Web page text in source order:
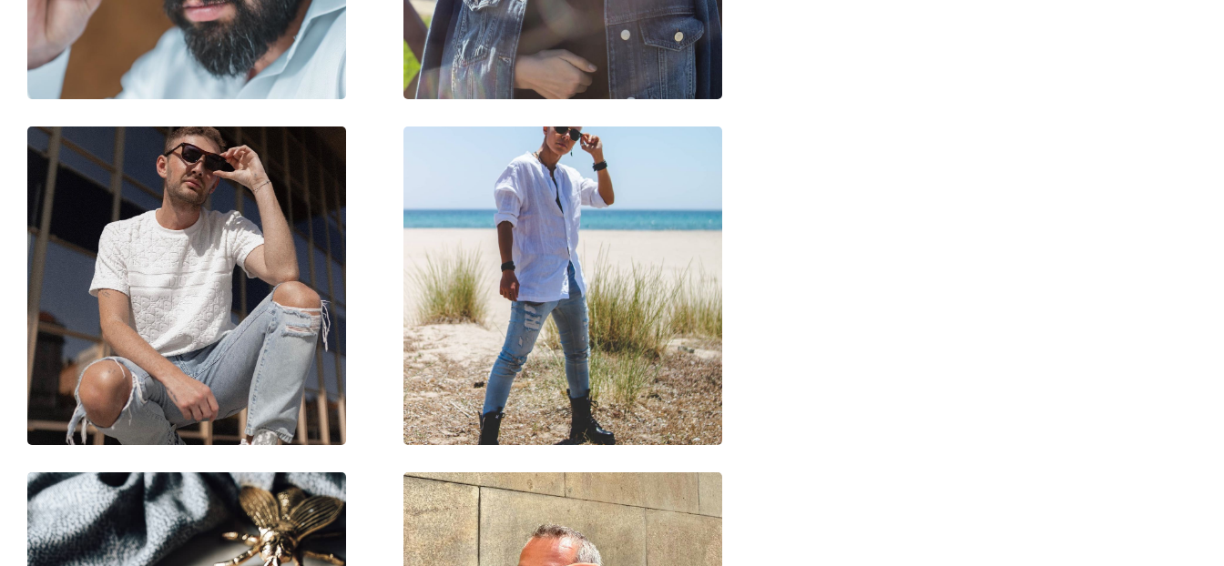
Gewicht:
65 g
Verstellbare Nasenpads:
Nein
Federscharnier:
Nein
Etui:
Reinigungstuch:
Ja
Weiteres
Sex:
Herren
Kategorie:
Sonnenbrillen
Oakley
Verwendung:
Sport
Sport:
Tennis, Wandern
Code:
OO 9469 02 54